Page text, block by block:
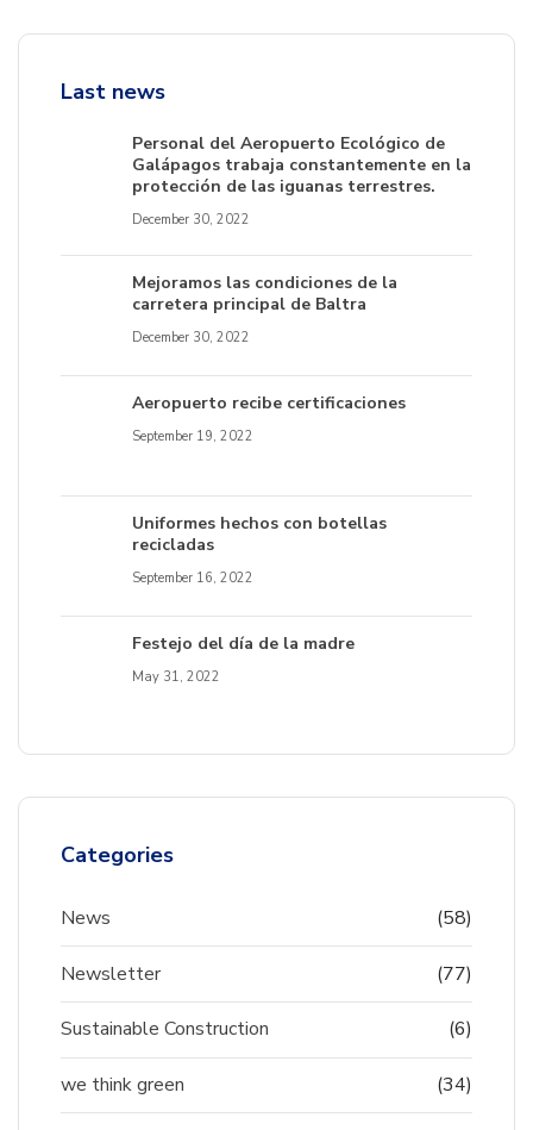
Last news
Personal del Aeropuerto Ecológico de
Galápagos trabaja constantemente en la
protección de las iguanas terrestres.
December 30, 2022
Mejoramos las condiciones de la
carretera principal de Baltra
December 30, 2022
Aeropuerto recibe certificaciones
September 19, 2022
Uniformes hechos con botellas
recicladas
September 16, 2022
Festejo del día de la madre
May 31, 2022
Categories
News (58)
Newsletter (77)
Sustainable Construction (6)
we think green (34)